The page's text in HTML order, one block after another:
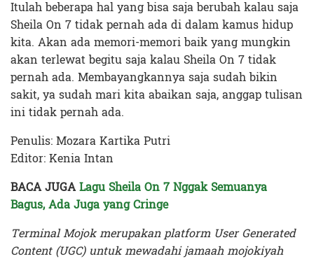
Itulah beberapa hal yang bisa saja berubah kalau saja
Sheila On 7 tidak pernah ada di dalam kamus hidup
kita. Akan ada memori-memori baik yang mungkin
akan terlewat begitu saja kalau Sheila On 7 tidak
pernah ada. Membayangkannya saja sudah bikin
sakit, ya sudah mari kita abaikan saja, anggap tulisan
ini tidak pernah ada.
Penulis:Mozara Kartika Putri
Editor: Kenia Intan
BACA JUGALagu Sheila On 7 Nggak Semuanya
Bagus, Ada Juga yang Cringe
Terminal Mojok merupakan platform User Generated
Content (UGC) untuk mewadahi jamaah mojokiyah